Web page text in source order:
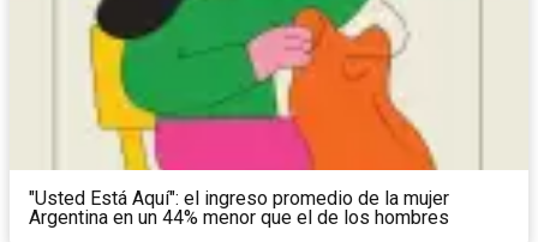
"Usted Está Aquí": el ingreso promedio de la mujer
Argentina en un 44% menor que el de los hombres